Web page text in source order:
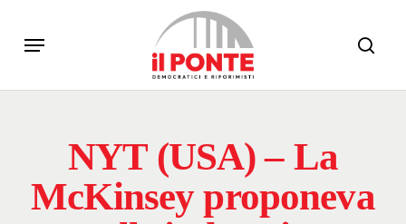
main
Menu
NYT (USA) – La
McKinsey proponeva